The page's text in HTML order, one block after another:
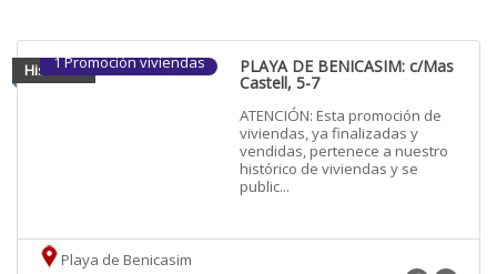
1 Promoción viviendas PLAYA DE BENICASIM: c/Mas
Castell, 5-7
ATENCIÓN: Esta promoción de
viviendas, ya finalizadas y
vendidas, pertenece a nuestro
histórico de viviendas y se
public...
Playa de Benicasim
Historico